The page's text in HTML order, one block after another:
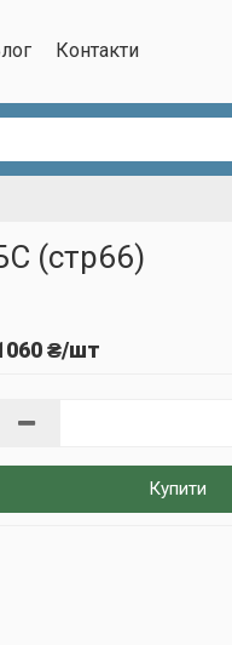
Контакти
(стр66)
₴/шт
Купити